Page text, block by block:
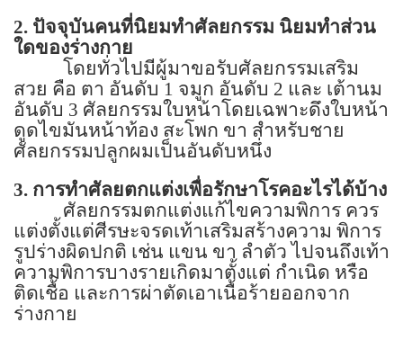
2. ปัจจุบันคนที่นิยมทำศัลยกรรม นิยมทำส่วน
ใดของร่างกาย
โดยทั่วไปมีผู้มาขอรับศัลยกรรมเสริม
สวย คือ ตา อันดับ 1 จมูก อันดับ 2 และ เต้านม
อันดับ 3 ศัลยกรรมใบหน้าโดยเฉพาะดึงใบหน้า
ดูดไขมันหน้าท้อง สะโพก ขา สำหรับชาย
ศัลยกรรมปลูกผมเป็นอันดับหนึ่ง
3. การทำศัลยตกแต่งเพื่อรักษาโรคอะไรได้บ้าง
ศัลยกรรมตกแต่งแก้ไขความพิการ ควร
แต่งตั้งแต่ศีรษะจรดเท้าเสริมสร้างความ พิการ
รูปร่างผิดปกติ เช่น แขน ขา ลำตัว ไปจนถึงเท้า
ความพิการบางรายเกิดมาตั้งแต่ กำเนิด หรือ
ติดเชื้อ และการผ่าตัดเอาเนื้อร้ายออกจาก
ร่างกาย